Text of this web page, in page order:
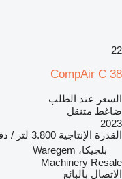
22
CompAir C 38
السعر عند الطلب
ضاغط متنقل
2023
القدرة الإنتاجية 3.800 لتر / دقيقة
بلجيكا، Waregem
Machinery Resale
الاتصال بالبائع